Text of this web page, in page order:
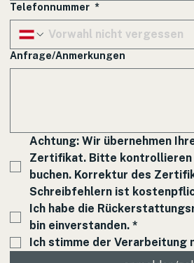
Telefonnummer *
Anfrage/Anmerkungen
Achtung: Wir übernehmen
Zertifikat. Bitte kontrollieren
buchen. Korrektur des
Schreibfehlern ist
Ich habe die
bin einverstanden. *
Ich stimme der Verarbeitung